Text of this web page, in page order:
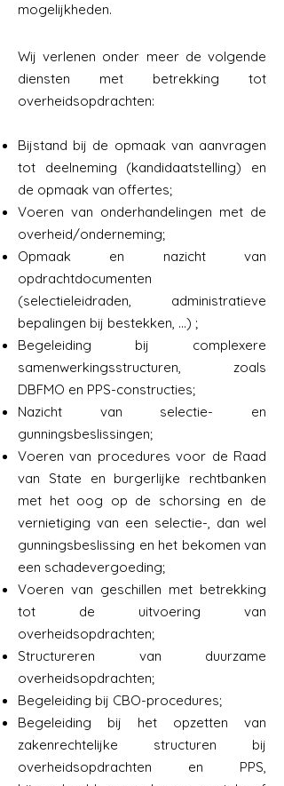
mogelijkheden.
Wij verlenen onder meer de volgende
diensten met betrekking tot
overheidsopdrachten:
Bijstand bij de opmaak van aanvragen
tot deelneming (kandidaatstelling) en
de opmaak van offertes;
Voeren van onderhandelingen met de
overheid/onderneming;
Opmaak en nazicht van
opdrachtdocumenten
(selectieleidraden, administratieve
bepalingen bij bestekken, ...) ;
Begeleiding bij complexere
samenwerkingsstructuren, zoals
DBFMO en PPS-constructies;
Nazicht van selectie- en
gunningsbeslissingen;
Voeren van procedures voor de Raad
van State en burgerlijke rechtbanken
met het oog op de schorsing en de
vernietiging van een selectie-, dan wel
gunningsbeslissing en het bekomen van
een schadevergoeding;
Voeren van geschillen met betrekking
tot de uitvoering van
overheidsopdrachten;
Structureren van duurzame
overheidsopdrachten;
Begeleiding bij CBO-procedures;
Begeleiding bij het opzetten van
zakenrechtelijke structuren bij
overheidsopdrachten en PPS,